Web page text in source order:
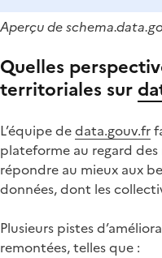
Aperçu de
Quelles
territoriales sur
L’équipe dedata.gouv.fr
plateforme au regard
répondre au mieux aux
données, dont les
Plusieurs pistes
remontées, telles que :